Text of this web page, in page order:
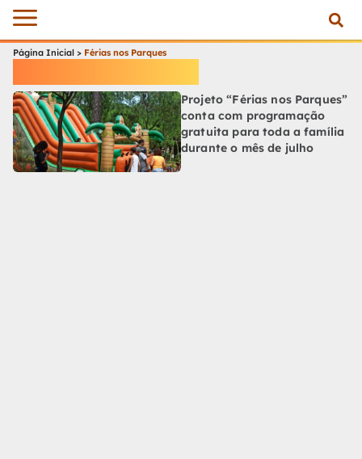
Página Inicial > Férias nos Parques
Projeto “Férias nos Parques”
conta com programação
gratuita para toda a família
durante o mês de julho